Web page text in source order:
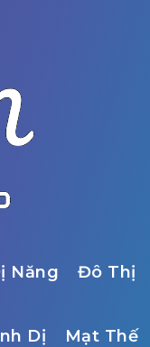
Năng Đô Thị
Dị Mạt Thế